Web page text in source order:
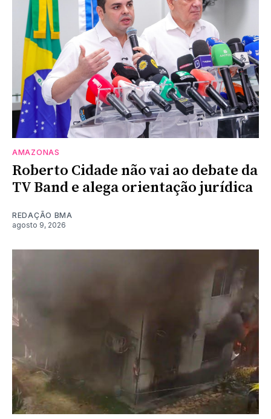
AMAZONAS
Roberto Cidade não vai ao debate da
TV Band e alega orientação jurídica
REDAÇÃO BMA
agosto 9, 2026